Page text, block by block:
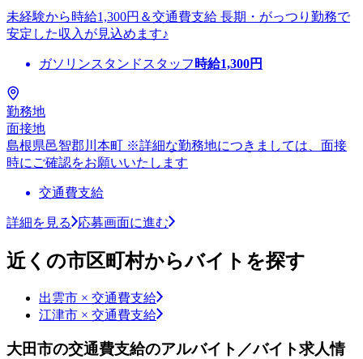
未経験から時給1,300円＆交通費支給 長期・がっつり勤務で
安定した収入が見込めます♪
ガソリンスタンドスタッフ 時給1,300円
勤務地
面接地
島根県邑智郡川本町 ※詳細な勤務地につきましては、面接
時にご確認をお願いいたします
交通費支給
詳細を見る 応募画面に進む
近くの市区町村からバイトを探す
出雲市 × 交通費支給
江津市 × 交通費支給
大田市の交通費支給のアルバイト／バイト求人情